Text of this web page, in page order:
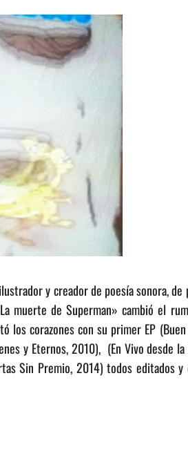
y creador de poesía sonora, de
muerte de Superman» cambió el
los corazones con su primer EP
y Eternos, 2010), (En Vivo desde la
Sin Premio, 2014) todos editados